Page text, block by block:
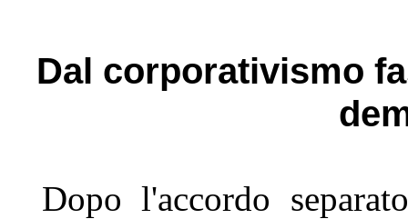
Dal corporativismo
Dopo l'accordo